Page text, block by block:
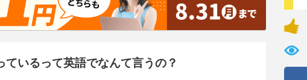
いるって英語でなんて言うの？